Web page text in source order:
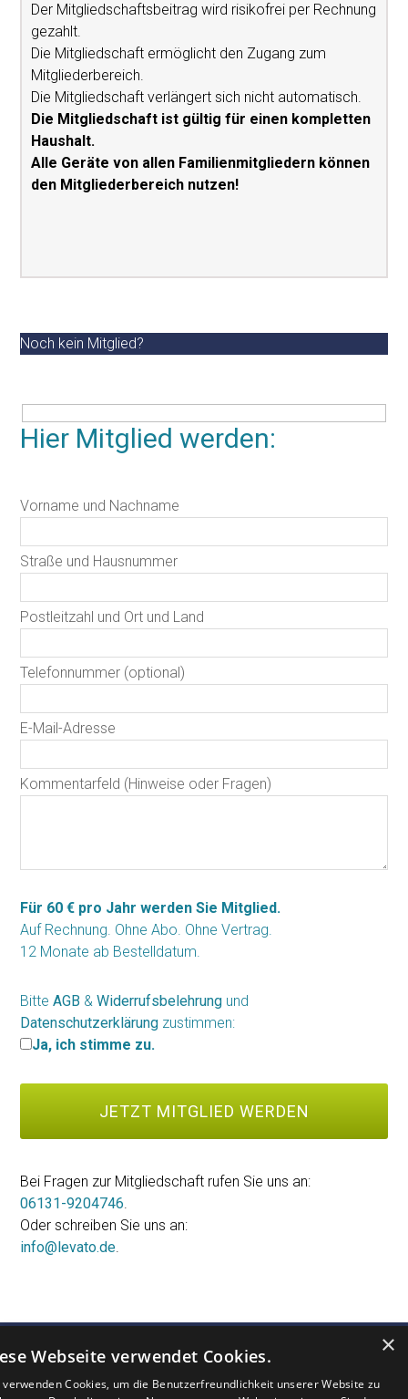
Der Mitgliedschaftsbeitrag wird risikofrei per Rechnung
gezahlt.
Die Mitgliedschaft ermöglicht den Zugang zum
Mitgliederbereich.
Die Mitgliedschaft verlängert sich nicht automatisch.
Die Mitgliedschaft ist gültig für einen kompletten
Haushalt.
Alle Geräte von allen Familienmitgliedern können
den Mitgliederbereich nutzen!
Noch kein Mitglied?
Hier Mitglied werden:
Vorname und Nachname
Straße und Hausnummer
Postleitzahl und Ort und Land
Telefonnummer (optional)
E-Mail-Adresse
Kommentarfeld (Hinweise oder Fragen)
Für 60 € pro Jahr werden Sie Mitglied.
Auf Rechnung. Ohne Abo. Ohne Vertrag.
12 Monate ab Bestelldatum.
BitteAGB &Widerrufsbelehrung und
Datenschutzerklärung zustimmen:
Ja, ich stimme zu.
Bei Fragen zur Mitgliedschaft rufen Sie uns an:
06131-9204746
Oder schreiben Sie uns an:
info@levato.de
MEINUNG FAQ AGB
×
Webseite verwendet Cookies.
verwenden Cookies, um die Benutzerfreundlichkeit unserer Website zu